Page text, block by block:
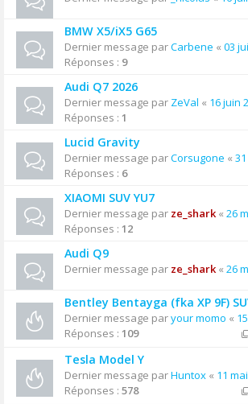
BMW X5/iX5 G65
Dernier message parCarbene « 03
Réponses : 9
Audi Q7 2026
Dernier message par ZeVal « 16 juin
Réponses : 1
Lucid Gravity
Dernier message parCorsugone «
Réponses : 6
XIAOMI SUV YU7
Dernier message par ze_shark« 26
Réponses : 12
Audi Q9
Dernier message par ze_shark« 26
Bentley Bentayga (fka XP 9F)
Dernier message paryour momo «
Réponses : 109
Tesla Model Y
Dernier message parHuntox « 11
Réponses : 578